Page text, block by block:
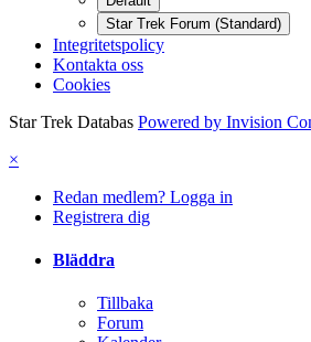
Star Trek Forum (Standard)
Integritetspolicy
Kontakta oss
Cookies
Star Trek Databas Powered by Invision
×
Redan medlem? Logga in
Registrera dig
Bläddra
Tillbaka
Forum